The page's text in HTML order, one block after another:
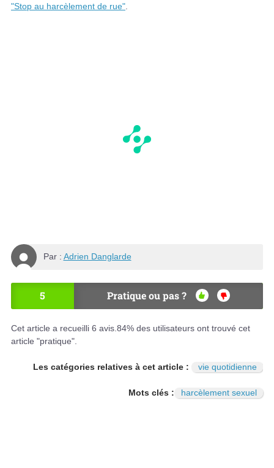
"Stop au harcèlement de rue"
Par : Adrien Danglarde
5 Pratique ou pas ?
OU
NO
N
Cet article a recueilli 6 avis. 84% des utilisateurs ont trouvé cet
article "pratique".
Les catégories relatives à cet article : vie quotidienne
Mots clés : harcèlement sexuel